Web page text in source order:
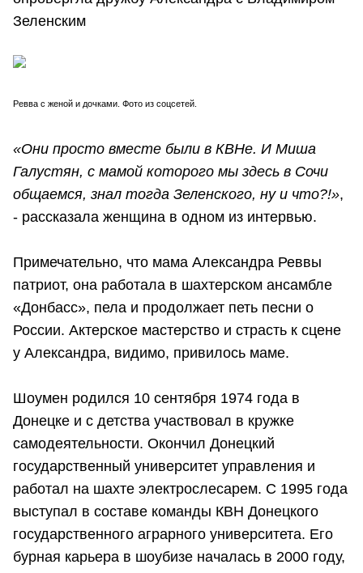
Зеленским
Ревва с женой и дочками. Фото из соцсетей.
«Они просто вместе были в КВНе. И Миша
Галустян, с мамой которого мы здесь в Сочи
общаемся, знал тогда Зеленского, ну и что?!»,
- рассказала женщина в одном из интервью.
Примечательно, что мама Александра Реввы
патриот, она работала в шахтерском ансамбле
«Донбасс», пела и продолжает петь песни о
России. Актерское мастерство и страсть к сцене
у Александра, видимо, привилось маме.
Шоумен родился 10 сентября 1974 года в
Донецке и с детства участвовал в кружке
самодеятельности. Окончил Донецкий
государственный университет управления и
работал на шахте электрослесарем. С 1995 года
выступал в составе команды КВН Донецкого
государственного аграрного университета. Его
бурная карьера в шоубизе началась в 2000 году,